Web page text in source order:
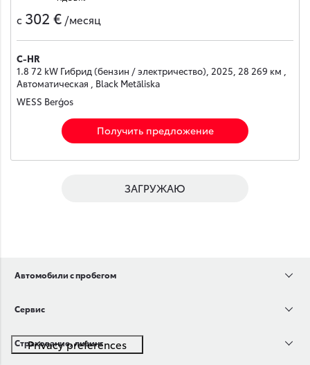
с 302 € /месяц
C-HR
1.8 72 kW Гибрид (бензин / электричество), 2025, 28 269 км ,
Автоматическая , Black Metāliska
WESS Berģos
Получить предложение
ЗАГРУЖАЮ
Автомобили с пробегом
Сервис
Страхование, лизинг